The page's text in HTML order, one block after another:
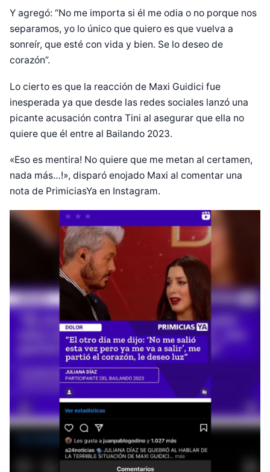
Y agregó: “No me importa si él me odia o no porque nos
separamos, yo lo único que quiero es que vuelva a
sonreír, que esté con vida y bien. Se lo deseo de
corazón”.
Lo cierto es que la reacción de Maxi Guidici fue
inesperada ya que desde las redes sociales lanzó una
picante acusación contra Tini al asegurar que ella no
quiere que él entre al Bailando 2023.
«Eso es mentira! No quiere que me metan al certamen,
nada más…!», disparó enojado Maxi al comentar una
nota de PrimiciasYa en Instagram.